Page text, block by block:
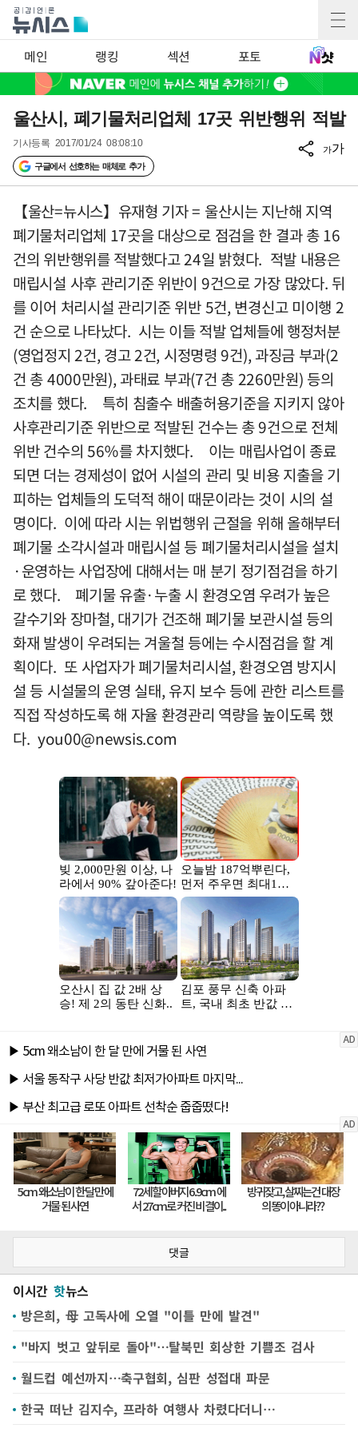
메인 랭킹 섹션 포토
울산시, 폐기물처리업체 17곳 위반행위 적발
기사등록 2017/01/24 08:08:10
구글에서 선호하는 매체로 추가
가가
【울산=뉴시스】유재형 기자 = 울산시는 지난해 지역
폐기물처리업체 17곳을 대상으로 점검을 한 결과 총 16
건의 위반행위를 적발했다고 24일 밝혔다. 적발 내용은
매립시설 사후 관리기준 위반이 9건으로 가장 많았다. 뒤
를 이어 처리시설 관리기준 위반 5건, 변경신고 미이행 2
건 순으로 나타났다. 시는 이들 적발 업체들에 행정처분
(영업정지 2건, 경고 2건, 시정명령 9건), 과징금 부과(2
건 총 4000만원), 과태료 부과(7건 총 2260만원) 등의
조치를 했다. 특히 침출수 배출허용기준을 지키지 않아
사후관리기준 위반으로 적발된 건수는 총 9건으로 전체
위반 건수의 56％를 차지했다. 이는 매립사업이 종료
되면 더는 경제성이 없어 시설의 관리 및 비용 지출을 기
피하는 업체들의 도덕적 해이 때문이라는 것이 시의 설
명이다. 이에 따라 시는 위법행위 근절을 위해 올해부터
폐기물 소각시설과 매립시설 등 폐기물처리시설을 설치
·운영하는 사업장에 대해서는 매 분기 정기점검을 하기
로 했다. 폐기물 유출·누출 시 환경오염 우려가 높은
갈수기와 장마철, 대기가 건조해 폐기물 보관시설 등의
화재 발생이 우려되는 겨울철 등에는 수시점검을 할 계
획이다. 또 사업자가 폐기물처리시설, 환경오염 방지시
설 등 시설물의 운영 실태, 유지 보수 등에 관한 리스트를
직접 작성하도록 해 자율 환경관리 역량을 높이도록 했
다. you00@newsis.com
댓글
이시간 핫뉴스
방은희, 母 고독사에 오열 "이틀 만에 발견"
"바지 벗고 앞뒤로 돌아"…탈북민 회상한 기쁨조 검사
월드컵 예선까지…축구협회, 심판 성접대 파문
한국 떠난 김지수, 프라하 여행사 차렸다더니…